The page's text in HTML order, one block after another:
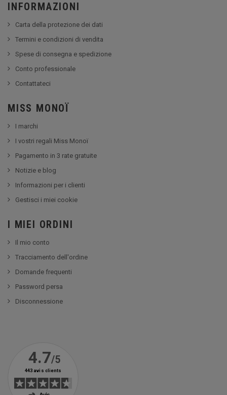
INFORMAZIONI
Carta della protezione dei dati
Termini e condizioni di vendita
Spese di consegna e spedizione
Conto professionale
Contattateci
MISS MONOÏ
I marchi
I vostri regali Miss Monoï
Pagamento in 3 rate gratuite
Notizie e blog
Informazioni per i clienti
Gestisci i miei cookie
I MIEI ORDINI
Il mio conto
Tracciamento dell'ordine
Domande frequenti
Password persa
Disconnessione